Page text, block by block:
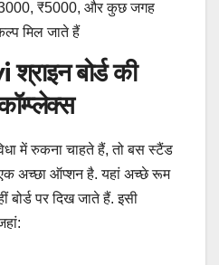
₹5000, और कुछ जगह
मिल जाते हैं
बोर्ड की
में रुकना चाहते हैं, तो बस स्टैंड
अच्छा ऑप्शन है. यहां अच्छे रूम
पर दिख जाते हैं. इसी